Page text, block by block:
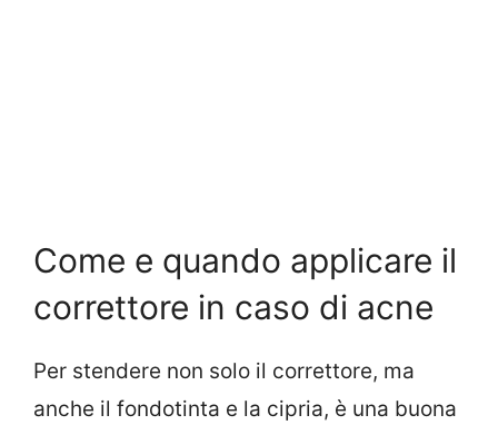
Come e quando applicare il
correttore in caso di acne
Per stendere non solo il correttore, ma
anche il fondotinta e la cipria, è una buona